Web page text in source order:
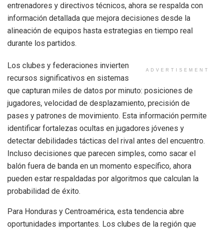
entrenadores y directivos técnicos, ahora se respalda con
información detallada que mejora decisiones desde la
alineación de equipos hasta estrategias en tiempo real
durante los partidos.
ADVERTISEMENT
Los clubes y federaciones invierten
recursos significativos en sistemas
que capturan miles de datos por minuto: posiciones de
jugadores, velocidad de desplazamiento, precisión de
pases y patrones de movimiento. Esta información permite
identificar fortalezas ocultas en jugadores jóvenes y
detectar debilidades tácticas del rival antes del encuentro.
Incluso decisiones que parecen simples, como sacar el
balón fuera de banda en un momento específico, ahora
pueden estar respaldadas por algoritmos que calculan la
probabilidad de éxito.
Para Honduras y Centroamérica, esta tendencia abre
oportunidades importantes. Los clubes de la región que